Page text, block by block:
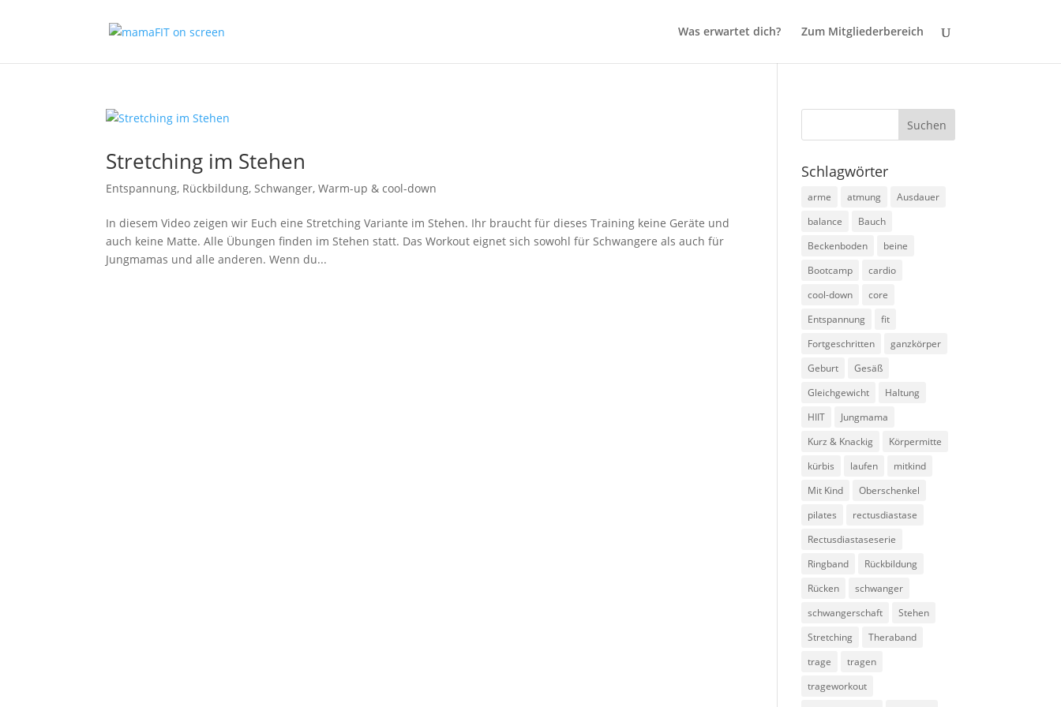
Was erwartet dich? Zum Mitgliederbereich
Stretching im Stehen
Entspannung, Rückbildung,Schwanger,Warm-up & cool-down
In diesem Video zeigen wir Euch eine Stretching Variante im Stehen. Ihr braucht für dieses Training keine Geräte und
auch keine Matte. Alle Übungen finden im Stehen statt. Das Workout eignet sich sowohl für Schwangere als auch für
Jungmamas und alle anderen. Wenn du...
Schlagwörter
arme atmung
Ausdauer
balance
Bauch
Beckenboden
beine
Bootcamp
cardio
cool-down
core
Entspannung
fit
Fortgeschritten
ganzkörper
Geburt
Gesäß
Gleichgewicht
Haltung
HIIT
Jungmama
Kurz & Knackig
Körpermitte
kürbis
laufen
mitkind
Mit Kind
Oberschenkel
pilates
rectusdiastase
Rectusdiastaseserie
Ringband
Rückbildung
Rücken
schwanger
schwangerschaft
Stehen
Stretching
Theraband
trage
tragen
trageworkout